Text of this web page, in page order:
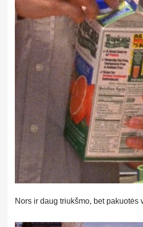
Nors ir daug triukšmo, bet pakuotės